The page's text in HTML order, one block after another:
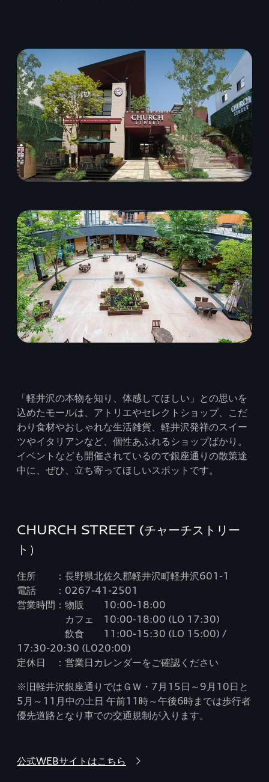
「軽井沢の本物を知り、体感してほしい」との思いを
込めたモールは、アトリエやセレクトショップ、こだ
わり食材やおしゃれな生活雑貨、軽井沢発祥のスイー
ツやイタリアンなど、個性あふれるショップばかり。
イベントなども開催されているので銀座通りの散策途
中に、ぜひ、立ち寄ってほしいスポットです。
CHURCH STREET (チャーチストリー
ト）
住所 ：長野県北佐久郡軽井沢町軽井沢601-1
電話 ：0267-41-2501
営業時間：物販 10:00-18:00
カフェ 10:00-18:00 (LO 17:30)
飲食 11:00-15:30 (LO 15:00) /
17:30-20:30 (LO20:00)
定休日 ：営業日カレンダーをご確認ください
※旧軽井沢銀座通りではＧＷ・7月15日～9月10日と
5月～11月中の土日 午前11時～午後6時までは歩行者
優先道路となり車での交通規制が入ります。
公式WEBサイトはこちら